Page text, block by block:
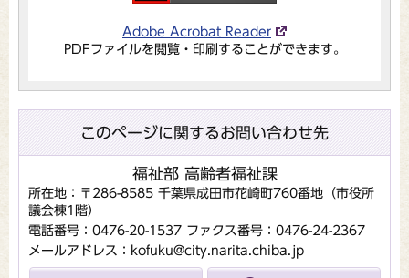
Adobe Acrobat Reader
PDFファイルを閲覧・印刷することができます。
このページに関するお問い合わせ先
福祉部 高齢者福祉課
所在地：〒286-8585 千葉県成田市花崎町760番地（市役所
議会棟1階）
電話番号：0476-20-1537 ファクス番号：0476-24-2367
メールアドレス：kofuku@city.narita.chiba.jp